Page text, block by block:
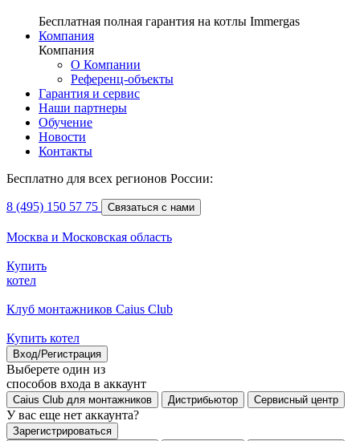
Бесплатная полная гарантия на котлы Immergas
Компания
Компания
О Компании
Референц-объекты
Гарантия и сервис
Наши партнеры
Обучение
Новости
Контакты
Бесплатно для всех регионов России:
8 (495) 150 57 75 Связаться с нами
Москва и Московская область
Купить
котел
Клуб монтажников Caius Club
Купить котел
Вход/Регистрация
Выберете один из
способов входа в аккаунт
Caius Club для монтажников Дистрибьютор Сервисный центр
У вас еще нет аккаунта?
Зарегистрироваться